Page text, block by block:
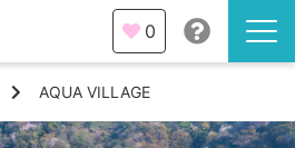
0
AQUA VILLAGE